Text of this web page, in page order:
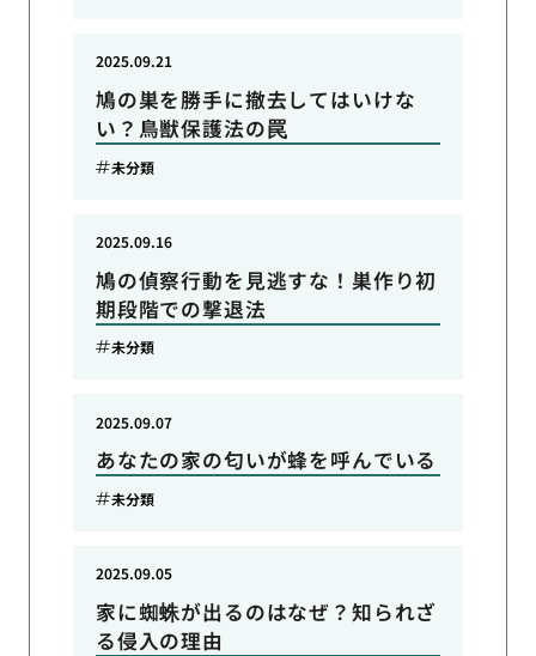
鳩の巣を勝手に撤去してはいけな
い？鳥獣保護法の罠
2025.09.21
未分類
鳩の偵察行動を見逃すな！巣作り初
期段階での撃退法
2025.09.16
未分類
あなたの家の匂いが蜂を呼んでいる
2025.09.07
未分類
家に蜘蛛が出るのはなぜ？知られざ
る侵入の理由
2025.09.05